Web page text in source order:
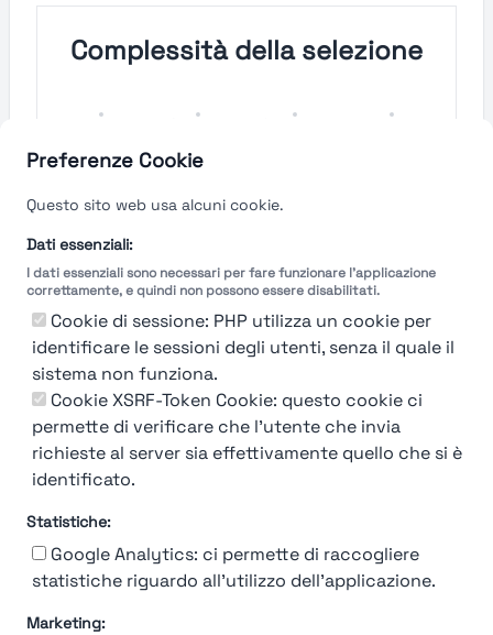
Preferenze Cookie
Questo sito web usa alcuni cookie.
Dati essenziali:
I dati essenziali sono necessari per fare funzionare l'applicazione
correttamente, e quindi non possono essere disabilitati.
Cookie di sessione: PHP utilizza un cookie per
identificare le sessioni degli utenti, senza il quale il
sistema non funziona.
Cookie XSRF-Token Cookie: questo cookie ci
permette di verificare che l'utente che invia
richieste al server sia effettivamente quello che si è
identificato.
Statistiche:
Google Analytics: ci permette di raccogliere
statistiche riguardo all'utilizzo dell'applicazione.
Marketing:
Complessità della selezione
Velocità del processo di
Molto
Breve Lungo
Molto
Misuriamo l'efficienza e la velocità del processo
di selezione del personale attraverso dati
aziendali, feedback dei candidati e valutazioni